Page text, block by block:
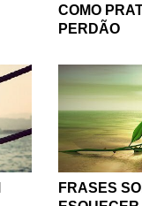
COMO
PERDÃO
FRASES